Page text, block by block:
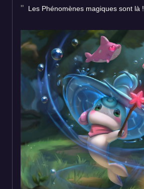
Les Phénomènes magiques sont là !